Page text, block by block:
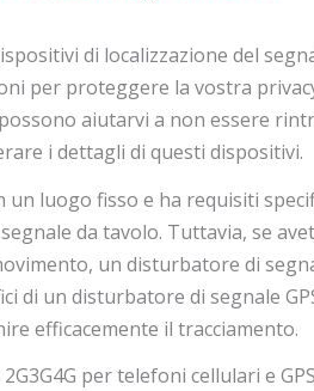
di localizzazione del
per proteggere la vostra
aiutarvi a non essere
i dettagli di questi dispositivi.
un luogo fisso e ha requisiti
da tavolo. Tuttavia, se
un disturbatore di
di un disturbatore di segnale
efficacemente il tracciamento.
per telefoni cellulari e